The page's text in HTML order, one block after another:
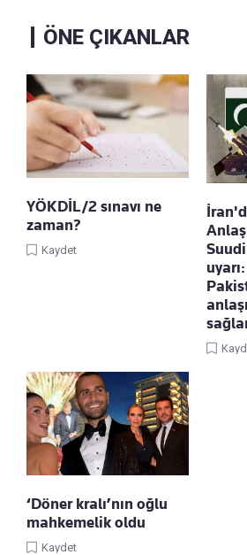
ÖNE ÇIKANLAR
YÖKDİL/2 sınavı ne
zaman?
Kaydet
‘Döner kralı’nın oğlu
mahkemelik oldu
Kaydet